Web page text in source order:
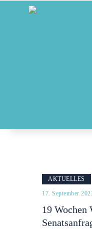
AKTUELLES
17. September
19 Wochen